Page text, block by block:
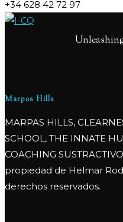
+34 628 42 72 97
Marpas Hills
MARPAS HILLS,
SCHOOL, THE INNATE
COACHING
propiedad de Helmar
derechos reservados.